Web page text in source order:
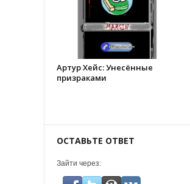
Артур Хейс: Унесённые
призраками
ОСТАВЬТЕ ОТВЕТ
Зайти через: